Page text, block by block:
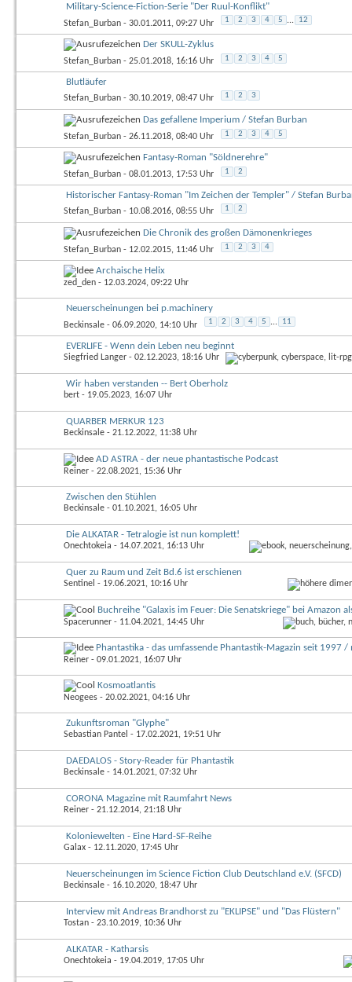
Military-Science-Fiction-Serie "Der Ruul-Konflikt"
Stefan_Burban - 30.01.2011, 09:27 Uhr 1 2 3 4 5 ... 12
Der SKULL-Zyklus
Stefan_Burban - 25.01.2018, 16:16 Uhr 1 2 3 4 5
Blutläufer
Stefan_Burban - 30.10.2019, 08:47 Uhr 1 2 3
Das gefallene Imperium / Stefan Burban
Stefan_Burban - 26.11.2018, 08:40 Uhr 1 2 3 4 5
Fantasy-Roman "Söldnerehre"
Stefan_Burban - 08.01.2013, 17:53 Uhr 1 2
Historischer Fantasy-Roman "Im Zeichen der Templer" / Stefan
Stefan_Burban - 10.08.2016, 08:55 Uhr 1 2
Die Chronik des großen Dämonenkrieges
Stefan_Burban - 12.02.2015, 11:46 Uhr 1 2 3 4
Archaische Helix
zed_den - 12.03.2024, 09:22 Uhr
Neuerscheinungen bei p.machinery
Beckinsale - 06.09.2020, 14:10 Uhr 1 2 3 4 5 ... 11
EVERLIFE - Wenn dein Leben neu beginnt
Siegfried Langer - 02.12.2023, 18:16 Uhr
Wir haben verstanden -- Bert Oberholz
bert - 19.05.2023, 16:07 Uhr
QUARBER MERKUR 123
Beckinsale - 21.12.2022, 11:38 Uhr
AD ASTRA - der neue phantastische Podcast
Reiner - 22.08.2021, 15:36 Uhr
Zwischen den Stühlen
Beckinsale - 01.10.2021, 16:05 Uhr
Die ALKATAR - Tetralogie ist nun komplett!
Onechtokeia - 14.07.2021, 16:13 Uhr
Quer zu Raum und Zeit Bd.6 ist erschienen
Sentinel - 19.06.2021, 10:16 Uhr
Buchreihe "Galaxis im Feuer: Die Senatskriege" bei Amazon
Spacerunner - 11.04.2021, 14:45 Uhr
Phantastika - das umfassende Phantastik-Magazin seit 1997
Reiner - 09.01.2021, 16:07 Uhr
Kosmoatlantis
Neogees - 20.02.2021, 04:16 Uhr
Zukunftsroman "Glyphe"
Sebastian Pantel - 17.02.2021, 19:51 Uhr
DAEDALOS - Story-Reader für Phantastik
Beckinsale - 14.01.2021, 07:32 Uhr
CORONA Magazine mit Raumfahrt News
Reiner - 21.12.2014, 21:18 Uhr
Koloniewelten - Eine Hard-SF-Reihe
Galax - 12.11.2020, 17:45 Uhr
Neuerscheinungen im Science Fiction Club Deutschland e.V. (SFCD)
Beckinsale - 16.10.2020, 18:47 Uhr
Interview mit Andreas Brandhorst zu "EKLIPSE" und "Das Flüstern"
Tostan - 23.10.2019, 10:36 Uhr
ALKATAR - Katharsis
Onechtokeia - 19.04.2019, 17:05 Uhr